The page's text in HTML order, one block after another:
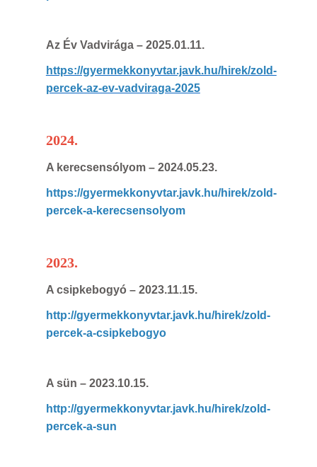
Az Év Vadvirága – 2025.01.11.
https://gyermekkonyvtar.javk.hu/hirek/zold-
percek-az-ev-vadviraga-2025
2024.
A kerecsensólyom– 2024.05.23.
https://gyermekkonyvtar.javk.hu/hirek/zold-
percek-a-kerecsensolyom
2023.
A csipkebogyó – 2023.11.15.
http://gyermekkonyvtar.javk.hu/hirek/zold-
percek-a-csipkebogyo
A sün – 2023.10.15.
http://gyermekkonyvtar.javk.hu/hirek/zold-
percek-a-sun